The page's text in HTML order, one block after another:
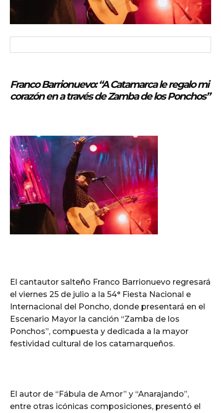
Franco Barrionuevo: “A Catamarca le regalo mi
corazón en a través de Zamba de los Ponchos”
El cantautor salteño Franco Barrionuevo regresará
el viernes 25 de julio a la 54° Fiesta Nacional e
Internacional del Poncho, donde presentará en el
Escenario Mayor la canción “Zamba de los
Ponchos”, compuesta y dedicada a la mayor
festividad cultural de los catamarqueños.
El autor de “Fábula de Amor” y “Anarajando”,
entre otras icónicas composiciones, presentó el